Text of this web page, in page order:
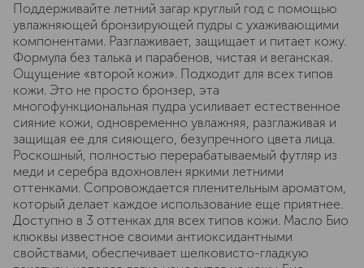
Поддерживайте летний загар круглый год с помощью
увлажняющей бронзирующей пудры с ухаживающими
компонентами. Разглаживает, защищает и питает кожу.
Формула без талька и парабенов, чистая и веганская.
Ощущение «второй кожи». Подходит для всех типов
кожи. Это не просто бронзер, эта
многофункциональная пудра усиливает естественное
сияние кожи, одновременно увлажняя, разглаживая и
защищая ее для сияющего, безупречного цвета лица.
Роскошный, полностью перерабатываемый футляр из
меди и серебра вдохновлен яркими летними
оттенками. Сопровождается пленительным ароматом,
который делает каждое использование еще приятнее.
Доступно в 3 оттенках для всех типов кожи. Масло Био
клюквы известное своими антиоксидантными
свойствами, обеспечивает шелковисто-гладкую